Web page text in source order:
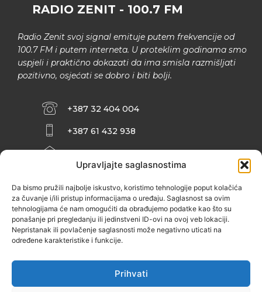
Upravljajte saglasnostima
Da bismo pružili najbolje iskustvo, koristimo tehnologije poput kolačića
za čuvanje i/ili pristup informacijama o uređaju. Saglasnost sa ovim
tehnologijama će nam omogućiti da obrađujemo podatke kao što su
ponašanje pri pregledanju ili jedinstveni ID-ovi na ovoj veb lokaciji.
Nepristanak ili povlačenje saglasnosti može negativno uticati na
određene karakteristike i funkcije.
Prihvati
RADIO ZENIT - 100.7 FM
Radio Zenit svoj signal emituje putem frekvencije od
100.7 FM i putem interneta. U proteklim godinama smo
uspjeli i praktično dokazati da ima smisla razmišljati
pozitivno, osjećati se dobro i biti bolji.
+387 32 404 004
+387 61 432 938
ZENIČANKA, 3. SPRAT), 72000 ZENICA